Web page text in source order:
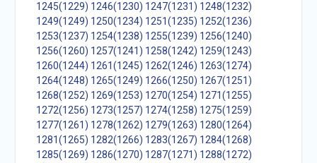
1245(1229) 1246(1230) 1247(1231) 1248(1232)
1249(1249) 1250(1234) 1251(1235) 1252(1236)
1253(1237) 1254(1238) 1255(1239) 1256(1240)
1256(1260) 1257(1241) 1258(1242) 1259(1243)
1260(1244) 1261(1245) 1262(1246) 1263(1274)
1264(1248) 1265(1249) 1266(1250) 1267(1251)
1268(1252) 1269(1253) 1270(1254) 1271(1255)
1272(1256) 1273(1257) 1274(1258) 1275(1259)
1277(1261) 1278(1262) 1279(1263) 1280(1264)
1281(1265) 1282(1266) 1283(1267) 1284(1268)
1285(1269) 1286(1270) 1287(1271) 1288(1272)